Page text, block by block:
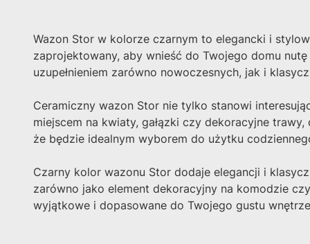
Wazon Stor w kolorze czarnym to elegancki i
zaprojektowany, aby wnieść do Twojego domu
uzupełnieniem zarówno nowoczesnych, jak i
Ceramiczny wazon Stor nie tylko stanowi
miejscem na kwiaty, gałązki czy dekoracyjne
że będzie idealnym wyborem do użytku
Czarny kolor wazonu Stor dodaje elegancji i
zarówno jako element dekoracyjny na komodzie
wyjątkowe i dopasowane do Twojego gustu